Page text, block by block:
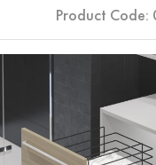
Product